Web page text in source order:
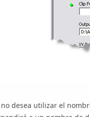
no desea utilizar el